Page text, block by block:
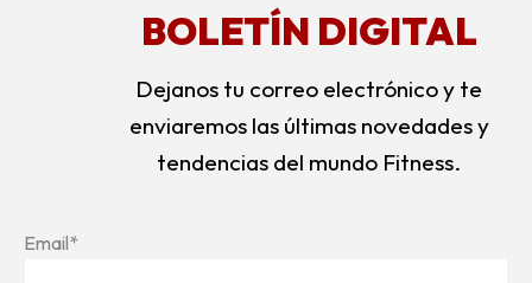
BOLETÍN DIGITAL
Dejanos tu correo electrónico y te
enviaremos las últimas novedades y
tendencias del mundo Fitness.
Email*